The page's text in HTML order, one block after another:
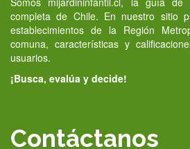
completa de Chile. En nuestro sitio
establecimientos de la Región
comuna, características y
usuarios.
¡Busca, evalúa y decide!
Contáctanos